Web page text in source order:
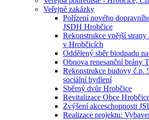
Veřejné zakázky
Pořízení nového
JSDH Hrobčice
Rekonstrukce vnější
v Hrobčicích
Oddělený sběr biodpadu
Obnova renesanční brány
Rekonstrukce budovy č.p.
sociální bydlení
Sběrný dvůr Hrobčice
Revitalizace Obce
Zvýšení akceschopnosti
Realizace projektu: